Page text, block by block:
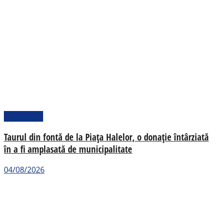
Taurul din fontă de la Piața Halelor, o donație întârziată
în a fi amplasată de municipalitate
04/08/2026